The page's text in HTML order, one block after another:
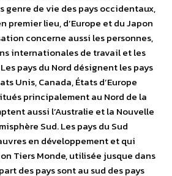
genre de vie des pays occidentaux,
premier lieu, d’Europe et du Japon
concerne aussi les personnes,
internationales de travail et les
Les pays du Nord désignent les pays
Unis, Canada, États d’Europe
principalement au Nord de la
aussi l’Australie et la Nouvelle
Sud. Les pays du Sud
en développement et qui
Tiers Monde, utilisée jusque dans
des pays sont au sud des pays